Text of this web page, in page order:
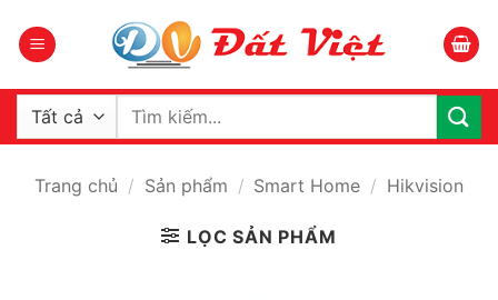
qua
dung
Tìm
Trang chủ / Sản phẩm / Smart Home / Hikvision
LỌC SẢN PHẨM